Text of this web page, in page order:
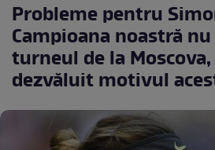
Probleme pentru
Campioana noastră
turneul de la
dezvăluit motivul